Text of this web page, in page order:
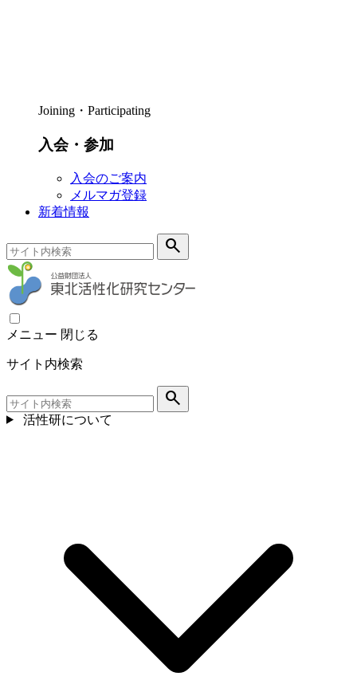
Joining・Participating
入会・参加
入会のご案内
メルマガ登録
新着情報
search
メニュー 閉じる
サイト内検索
search
活性研について